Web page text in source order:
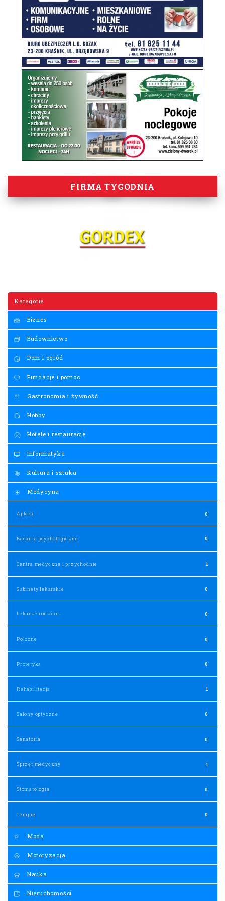
FIRMA TYGODNIA
Kategorie
Biznes
Budownictwo
Dom i ogród
Fundacje i pomoc
Gastronomia i żywność
Hobby
Hotele i restauracje
Informatyka
Kultura i sztuka
Medycyna
Apteki 0
Badania psychologiczne 0
Centra medyczne i przychodnie 1
Gabinety lekarskie 0
Lekarze rodzinni 0
Położne 0
Protetyka 0
Rehabilitacja 1
Salony optyczne 0
Senatoria 0
Sprzęt medyczny 1
Stomatologia 0
Terapie 0
Moda
Motoryzacja
Nauka
Nieruchomości